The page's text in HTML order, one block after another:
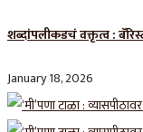
शब्दांपलीकडचं वक्तृत्व :
January 18, 2026